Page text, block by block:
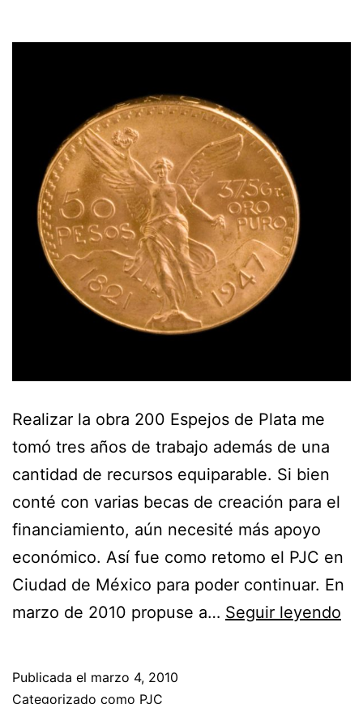
Realizar la obra 200 Espejos de Plata me
tomó tres años de trabajo además de una
cantidad de recursos equiparable. Si bien
conté con varias becas de creación para el
financiamiento, aún necesité más apoyo
económico. Así fue como retomo el PJC en
Ciudad de México para poder continuar. En
marzo de 2010 propuse a… Seguir leyendo
Publicada el marzo 4, 2010
Categorizado como PJC